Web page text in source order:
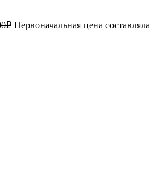
₽ Первоначальная цена составляла